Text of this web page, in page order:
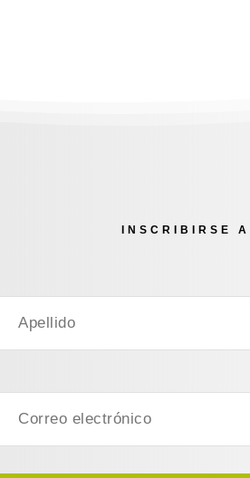
INSCRIBIRSE A